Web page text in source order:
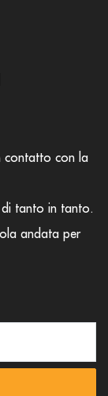
contatto con la
di tanto in tanto.
andata per